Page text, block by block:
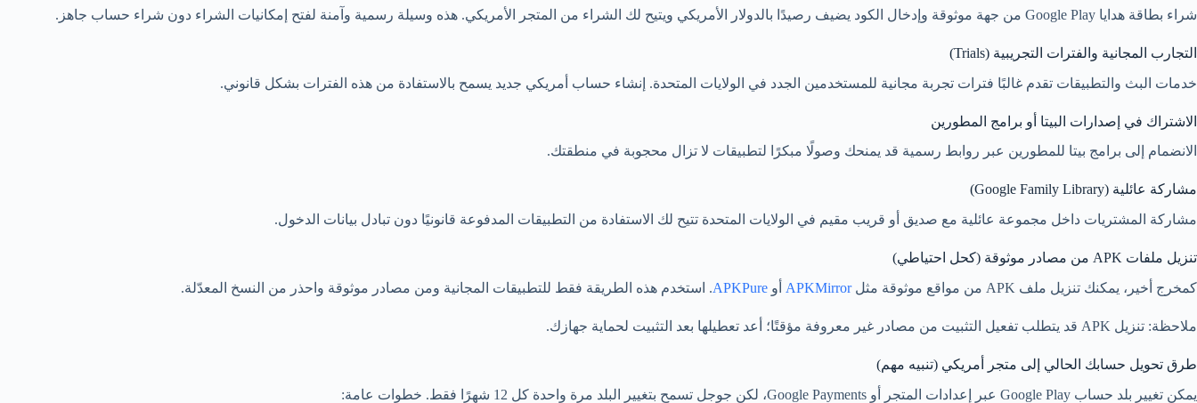
شراء بطاقة هدايا Google Play من جهة موثوقة وإدخال الكود يضيف رصيدًا بالدولار الأمريكي ويتيح لك الشراء من المتجر الأمريكي. هذه وسيلة رسمية وآمنة لفتح إمكانيات الشراء دون شراء حساب جاهز.
التجارب المجانية والفترات التجريبية (Trials)
خدمات البث والتطبيقات تقدم غالبًا فترات تجربة مجانية للمستخدمين الجدد في الولايات المتحدة. إنشاء حساب أمريكي جديد يسمح بالاستفادة من هذه الفترات بشكل قانوني.
الاشتراك في إصدارات البيتا أو برامج المطورين
الانضمام إلى برامج بيتا للمطورين عبر روابط رسمية قد يمنحك وصولًا مبكرًا لتطبيقات لا تزال محجوبة في منطقتك.
مشاركة عائلية (Google Family Library)
مشاركة المشتريات داخل مجموعة عائلية مع صديق أو قريب مقيم في الولايات المتحدة تتيح لك الاستفادة من التطبيقات المدفوعة قانونيًا دون تبادل بيانات الدخول.
تنزيل ملفات APK من مصادر موثوقة (كحل احتياطي)
كمخرج أخير، يمكنك تنزيل ملف APK من مواقع موثوقة مثل
APKMirror أو APKPure. استخدم هذه الطريقة فقط للتطبيقات المجانية ومن مصادر موثوقة واحذر من النسخ المعدّلة.
ملاحظة: تنزيل APK قد يتطلب تفعيل التثبيت من مصادر غير معروفة مؤقتًا؛ أعد تعطيلها بعد التثبيت لحماية جهازك.
طرق تحويل حسابك الحالي إلى متجر أمريكي (تنبيه مهم)
يمكن تغيير بلد حساب Google Play عبر إعدادات المتجر أو Google Payments، لكن جوجل تسمح بتغيير البلد مرة واحدة كل 12 شهرًا فقط. خطوات عامة: